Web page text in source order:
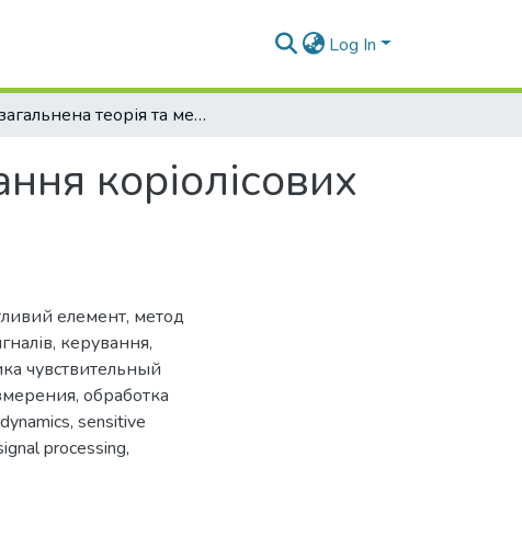
Log In
Узагальнена теорія та методи проектування коріолісових вібраційних гіроскопів
коріолісових
елемент, метод
, керування,
чувствительный
, обработка
dynamics, sensitive
processing,